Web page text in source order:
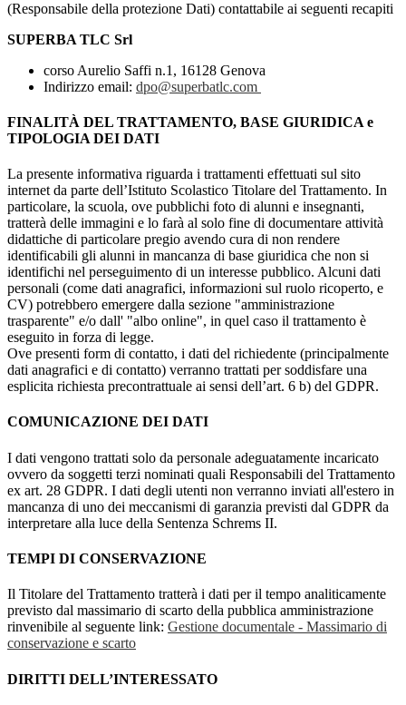
(Responsabile della protezione Dati) contattabile ai seguenti recapiti
SUPERBA TLC Srl
corso Aurelio Saffi n.1, 16128 Genova
Indirizzo email: dpo@superbatlc.com
FINALITÀ DEL TRATTAMENTO, BASE GIURIDICA e
TIPOLOGIA DEI DATI
La presente informativa riguarda i trattamenti effettuati sul sito
internet da parte dell’Istituto Scolastico Titolare del Trattamento. In
particolare, la scuola, ove pubblichi foto di alunni e insegnanti,
tratterà delle immagini e lo farà al solo fine di documentare attività
didattiche di particolare pregio avendo cura di non rendere
identificabili gli alunni in mancanza di base giuridica che non si
identifichi nel perseguimento di un interesse pubblico. Alcuni dati
personali (come dati anagrafici, informazioni sul ruolo ricoperto, e
CV) potrebbero emergere dalla sezione "amministrazione
trasparente" e/o dall' "albo online", in quel caso il trattamento è
eseguito in forza di legge.
Ove presenti form di contatto, i dati del richiedente (principalmente
dati anagrafici e di contatto) verranno trattati per soddisfare una
esplicita richiesta precontrattuale ai sensi dell’art. 6 b) del GDPR.
COMUNICAZIONE DEI DATI
I dati vengono trattati solo da personale adeguatamente incaricato
ovvero da soggetti terzi nominati quali Responsabili del Trattamento
ex art. 28 GDPR. I dati degli utenti non verranno inviati all'estero in
mancanza di uno dei meccanismi di garanzia previsti dal GDPR da
interpretare alla luce della Sentenza Schrems II.
TEMPI DI CONSERVAZIONE
Il Titolare del Trattamento tratterà i dati per il tempo analiticamente
previsto dal massimario di scarto della pubblica amministrazione
rinvenibile al seguente link: Gestione documentale - Massimario di
conservazione e scarto
DIRITTI DELL’INTERESSATO